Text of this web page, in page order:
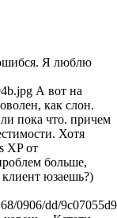
Я люблю
А вот на
как слон.
пока что. причем
Хотя
XP от
больше,
юзаешь?)
0906/dd/